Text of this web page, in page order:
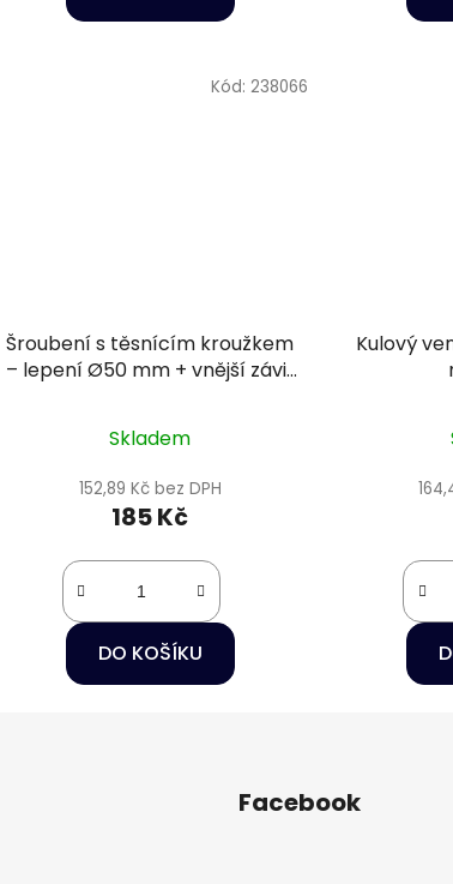
Šroubení s těsnícím kroužkem
– lepení Ø50 mm + vnější závit
Skladem
152,89 Kč bez DPH
185 Kč
DO KOŠÍKU
Kód: 238066
Kulový
Facebook